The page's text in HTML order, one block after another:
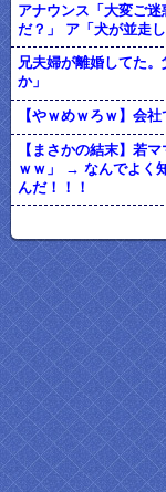
アナウンス「大変ご
だ？」 ア「犬が並走
兄夫婦が離婚してた
か」
【やｗめｗろｗ】会
【まさかの結末】若
ｗｗ」 → なんでよく
んだ！！！